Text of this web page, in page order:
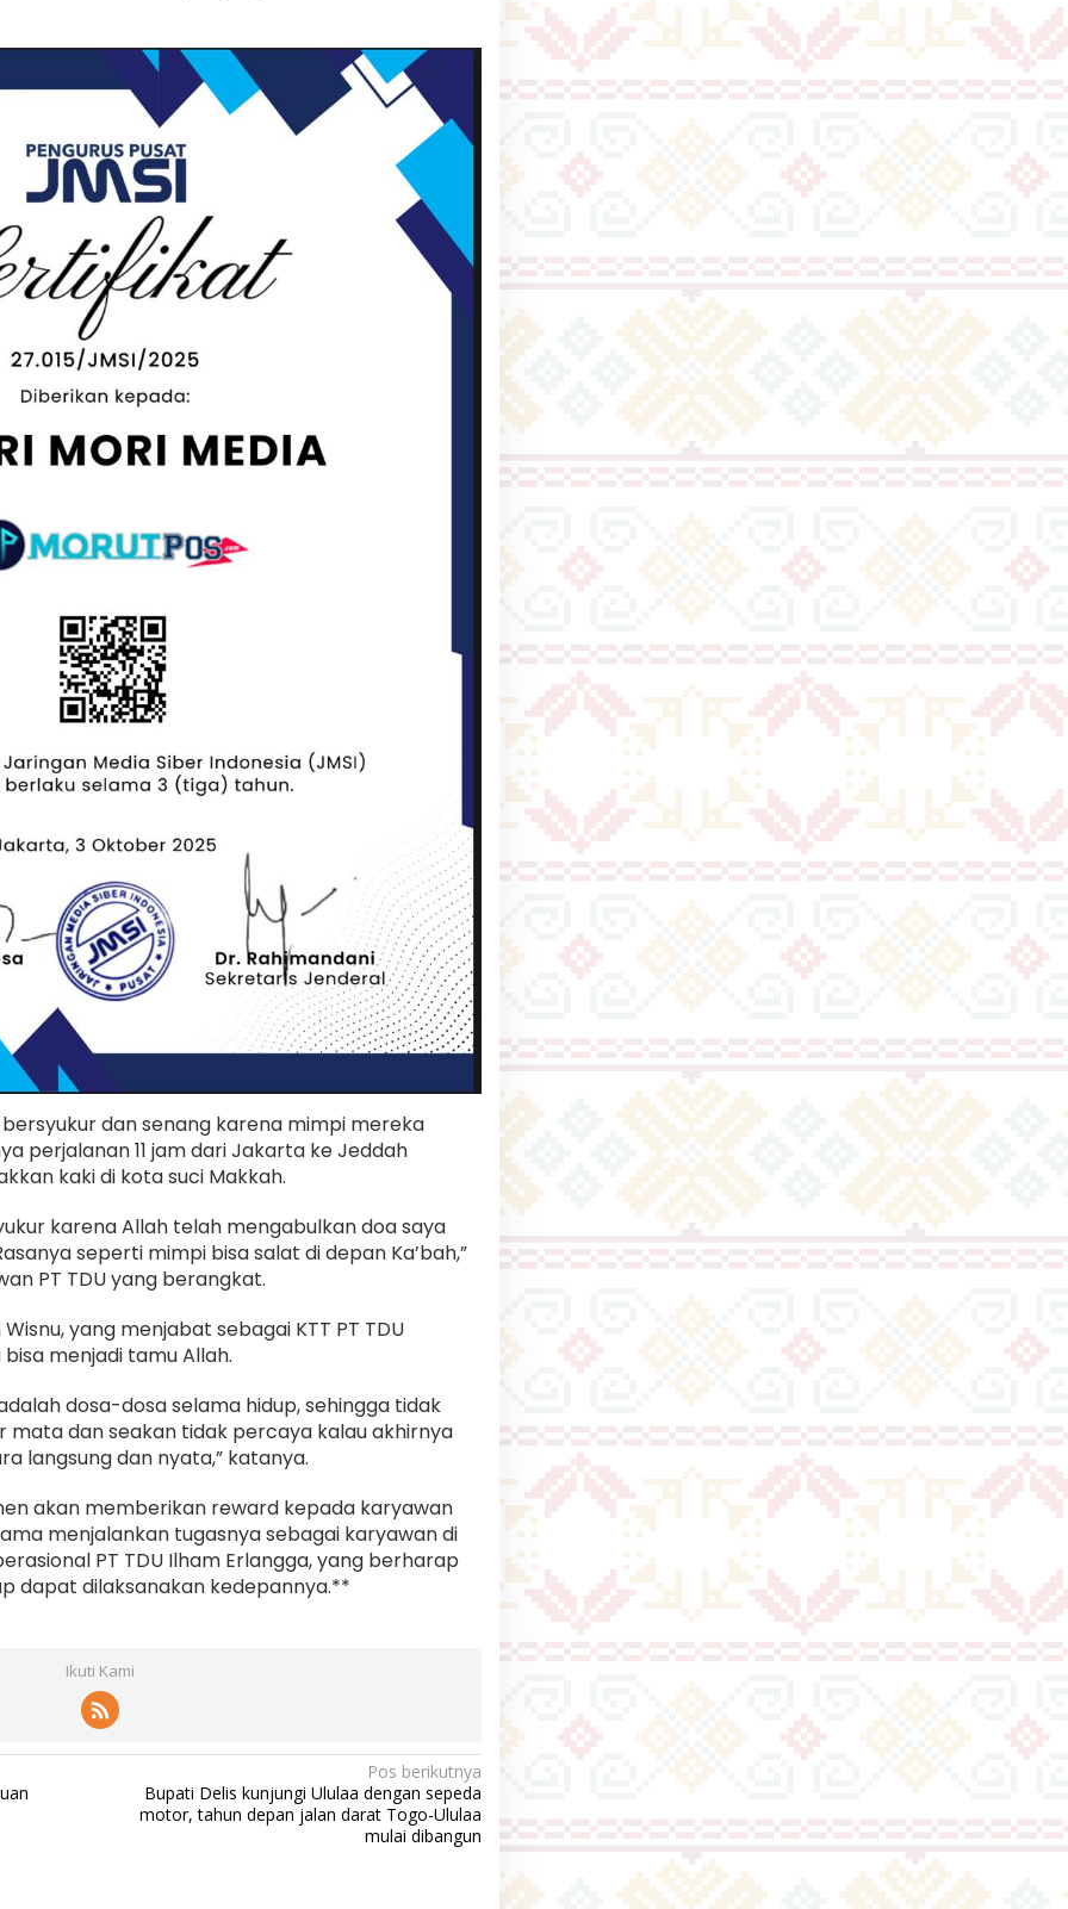
dan senang karena mimpi mereka
perjalanan 11 jam dari Jakarta ke Jeddah
kaki di kota suci Makkah.
karena Allah telah mengabulkan doa saya
seperti mimpi bisa salat di depan Ka’bah,”
PT TDU yang berangkat.
yang menjabat sebagai KTT PT TDU
menjadi tamu Allah.
dosa-dosa selama hidup, sehingga tidak
mata dan seakan tidak percaya kalau akhirnya
langsung dan nyata,” katanya.
akan memberikan reward kepada karyawan
menjalankan tugasnya sebagai karyawan di
PT TDU Ilham Erlangga, yang berharap
dapat dilaksanakan kedepannya.**
Ikuti Kami
Pos berikutnya
Bupati Delis kunjungi Ululaa dengan sepeda
motor, tahun depan jalan darat Togo-Ululaa
mulai dibangun